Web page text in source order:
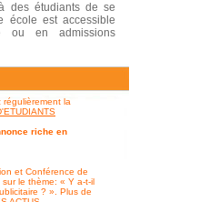
des étudiants de se
école est accessible
ou en admissions